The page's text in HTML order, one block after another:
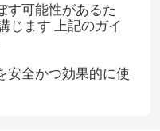
す可能性があるた
じます.上記のガイ
安全かつ効果的に使